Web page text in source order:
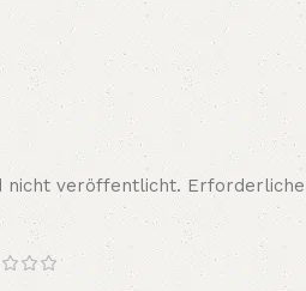
nicht veröffentlicht. Erforderliche